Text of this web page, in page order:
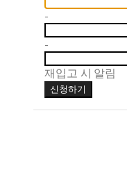
-
-
재입고 시 알림
신청하기